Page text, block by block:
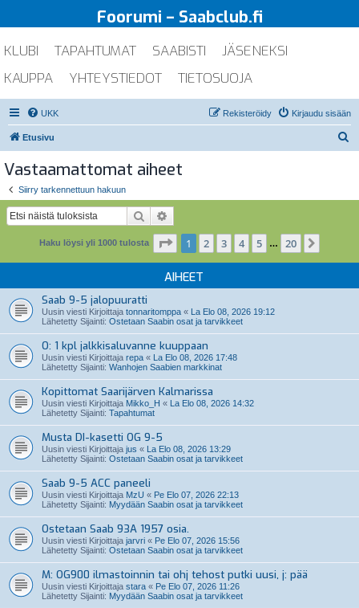
Foorumi – Saabclub.fi
KLUBI TAPAHTUMAT SAABISTI
JÄSENEKSI
KAUPPA
YHTEYSTIEDOT TIETOSUOJA
UKK Kirjaudu sisään
Rekisteröidy
Etusivu
Vastaamattomat aiheet
Siirry tarkennettuun hakuun
Etsi
Haku löysi yli 1000 tulosta Sivu /20
1 2 3 4 5 … 20
AIHEET
Saab 9-5 jalopuuratti
Uusin viesti Kirjoittaja tonnaritomppa « La Elo 08, 2026 19:12
Lähetetty Sijainti: Ostetaan Saabin osat ja tarvikkeet
O: 1 kpl jalkkisaluvanne kuuppaan
Uusin viesti Kirjoittaja repa « La Elo 08, 2026 17:48
Lähetetty Sijainti: Wanhojen Saabien markkinat
Kopittomat Saarijärven Kalmarissa
Uusin viesti Kirjoittaja Mikko_H « La Elo 08, 2026 14:32
Lähetetty Sijainti: Tapahtumat
Musta DI-kasetti OG 9-5
Uusin viesti Kirjoittaja jus « La Elo 08, 2026 13:29
Lähetetty Sijainti: Ostetaan Saabin osat ja tarvikkeet
Saab 9-5 ACC paneeli
Uusin viesti Kirjoittaja MzU « Pe Elo 07, 2026 22:13
Lähetetty Sijainti: Myydään Saabin osat ja tarvikkeet
Ostetaan Saab 93A 1957 osia.
Uusin viesti Kirjoittaja jarvri « Pe Elo 07, 2026 15:56
Lähetetty Sijainti: Ostetaan Saabin osat ja tarvikkeet
M: OG900 ilmastoinnin tai ohj tehost putki uusi, j: pää
Uusin viesti Kirjoittaja stara « Pe Elo 07, 2026 11:26
Lähetetty Sijainti: Myydään Saabin osat ja tarvikkeet